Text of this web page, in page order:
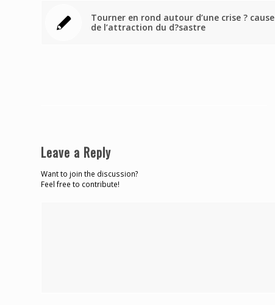
Tourner en rond autour d’une crise ? cause
de l’attraction du d?sastre
Leave a Reply
Want to join the discussion?
Feel free to contribute!